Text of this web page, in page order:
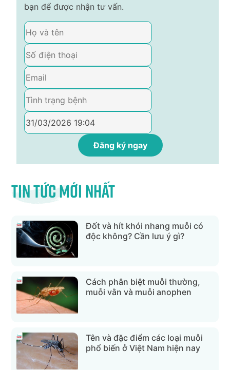
bạn để được nhận tư vấn.
Tin tức mới nhất
Đốt và hít khói nhang muỗi có
độc không? Cần lưu ý gì?
Cách phân biệt muỗi thường,
muỗi vằn và muỗi anophen
Tên và đặc điểm các loại muỗi
phổ biến ở Việt Nam hiện nay